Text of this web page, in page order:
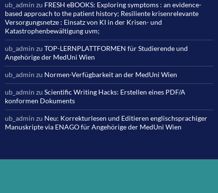
ub_admin zu FRESH eBOOKS: Exploring symptoms : an evidence-
based approach to the patient history; Resiliente krisenrelevante
Versorgungsnetze : Einsatz von KI in der Krisen- und
Katastrophenbewältigung uvm;
ub_admin zu TOP-LERNPLATTFORMEN für Studierende und
Angehörige der MedUni Wien
ub_admin zu Normen-Verfügbarkeit an der MedUni Wien
ub_admin zu Scientific Writing Hacks: Erstellen eines PDF/A
konformen Dokuments
ub_admin zu Neu: Korrekturlesen und Editieren englischsprachiger
Manuskripte via ENAGO für Angehörige der MedUni Wien